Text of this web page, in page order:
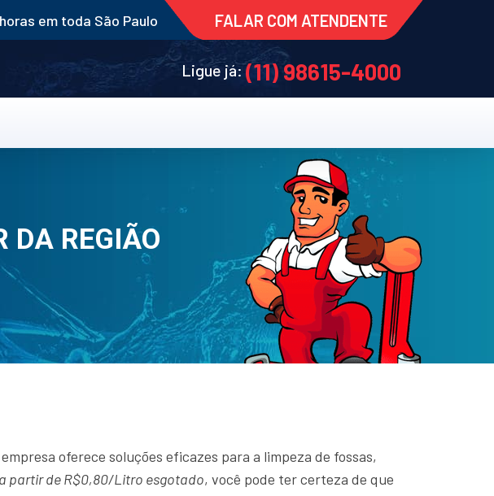
em toda São Paulo FALAR COM ATENDENTE
Ligue já:(11) 98615-4000
DA REGIÃO
oferece soluções eficazes para a limpeza de fossas,
a partir de R$0,80/Litro esgotado, você pode ter certeza de que